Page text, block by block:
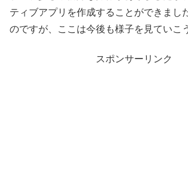
ティブアプリを作成することができまし
のですが、ここは今後も様子を見ていこ
スポンサーリンク